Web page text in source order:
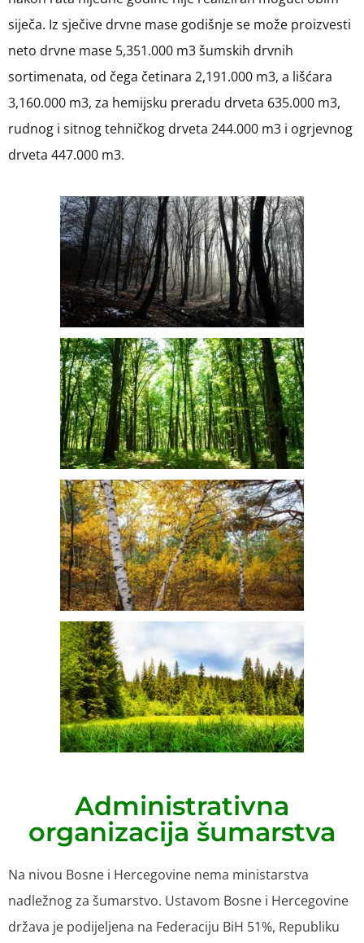
siječa. Iz sječive drvne mase godišnje se može proizvesti
neto drvne mase 5,351.000 m3 šumskih drvnih
sortimenata, od čega četinara 2,191.000 m3, a lišćara
3,160.000 m3, za hemijsku preradu drveta 635.000 m3,
rudnog i sitnog tehničkog drveta 244.000 m3 i ogrjevnog
drveta 447.000 m3.
Administrativna
organizacija šumarstva
Na nivou Bosne i Hercegovine nema ministarstva
nadležnog za šumarstvo. Ustavom Bosne i Hercegovine
država je podijeljena na Federaciju BiH 51%, Republiku